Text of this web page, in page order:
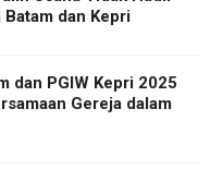
dan Kepri
dan PGIW Kepri 2025
Gereja dalam